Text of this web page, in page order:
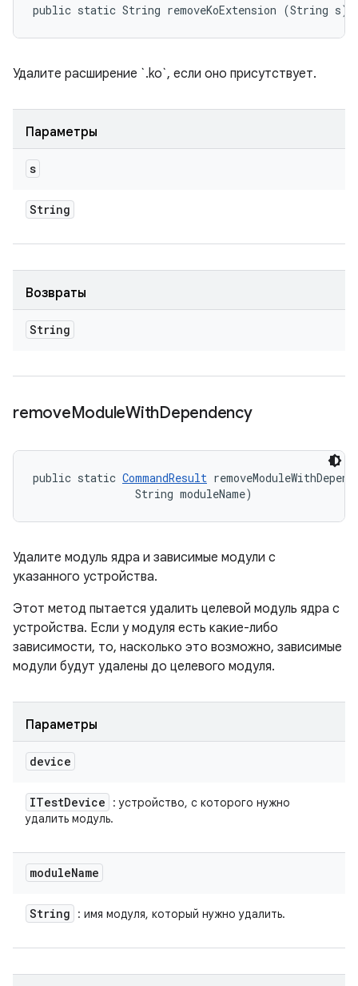
public static String removeKoExtension (String s)
Удалите расширение `.ko`, если оно присутствует.
Параметры
s
String
Возвраты
String
removeModuleWithDependency
public static CommandResult
                String moduleName)
Удалите модуль ядра и зависимые модули с
указанного устройства.
Этот метод пытается удалить целевой модуль ядра с
устройства. Если у модуля есть какие-либо
зависимости, то, насколько это возможно, зависимые
модули будут удалены до целевого модуля.
Параметры
device
ITestDevice
: устройство, с которого нужно
удалить модуль.
moduleName
String : имя модуля, который нужно удалить.